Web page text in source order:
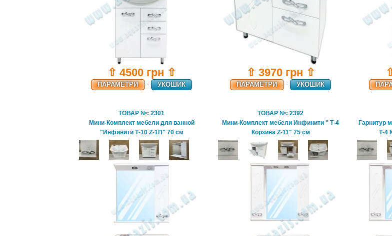
⇧ 4500 грн ⇧
ПАРАМЕТРИ - УКОШИК
⇧ 3970 грн ⇧
ПАРАМЕТРИ - УКОШИК
ТОВАР №: 2301
Мини-Комплект мебели для ванной
"Инфинити Т-10 Z-1П" 70 см
ТОВАР №: 2392
Мини-Комплект мебели Инфинити " Т-4
Корзина Z-11" 75 см
Гарнитур
Т-4